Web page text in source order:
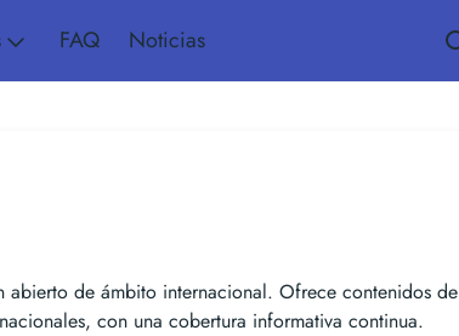
FAQ Noticias
abierto de ámbito internacional. Ofrece contenidos de
con una cobertura informativa continua.